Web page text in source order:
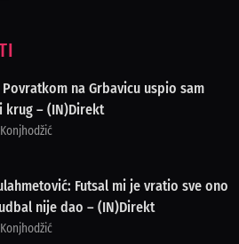
Povratkom na Grbavicu uspio sam
krug – (IN)Direkt
Futsal mi je vratio sve ono
nije dao – (IN)Direkt